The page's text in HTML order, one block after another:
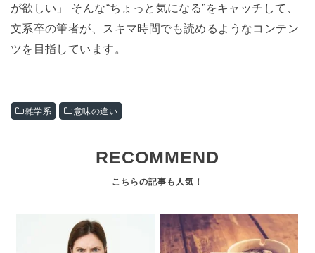
が欲しい」 そんな“ちょっと気になる”をキャッチして、
文系卒の筆者が、スキマ時間でも読めるようなコンテン
ツを目指しています。
雑学系 意味の違い
RECOMMEND